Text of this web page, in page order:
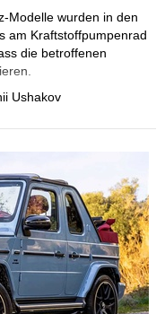
Modelle wurden in den
am Kraftstoffpumpenrad
die betroffenen
Ushakov